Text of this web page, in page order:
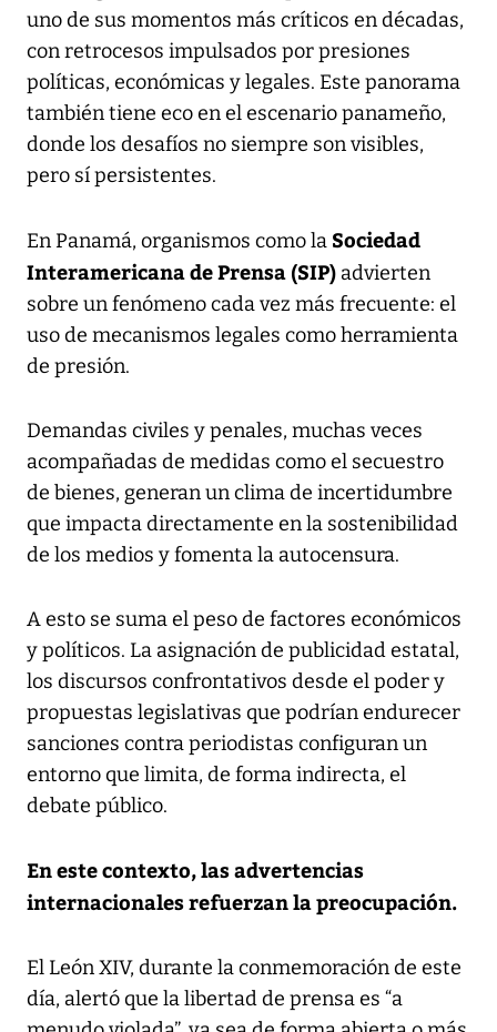
uno de sus momentos más críticos en décadas,
con retrocesos impulsados por presiones
políticas, económicas y legales. Este panorama
también tiene eco en el escenario panameño,
donde los desafíos no siempre son visibles,
pero sí persistentes.
En Panamá, organismos como la Sociedad
Interamericana de Prensa (SIP) advierten
sobre un fenómeno cada vez más frecuente: el
uso de mecanismos legales como herramienta
de presión.
Demandas civiles y penales, muchas veces
acompañadas de medidas como el secuestro
de bienes, generan un clima de incertidumbre
que impacta directamente en la sostenibilidad
de los medios y fomenta la autocensura.
A esto se suma el peso de factores económicos
y políticos. La asignación de publicidad estatal,
los discursos confrontativos desde el poder y
propuestas legislativas que podrían endurecer
sanciones contra periodistas configuran un
entorno que limita, de forma indirecta, el
debate público.
En este contexto, las advertencias
internacionales refuerzan la preocupación.
El León XIV, durante la conmemoración de este
día, alertó que la libertad de prensa es “a